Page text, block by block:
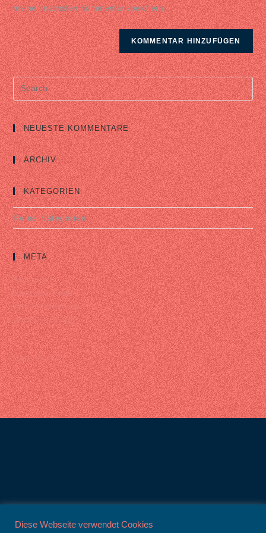
meinen nächsten Kommentar speichern.
Search
for:
NEUESTE KOMMENTARE
ARCHIV
KATEGORIEN
Keine Kategorien
META
Anmelden
Eintrags-Feed
Kommentar-Feed
WordPress.org
Datenschutz |
Diese Webseite verwendet Cookies